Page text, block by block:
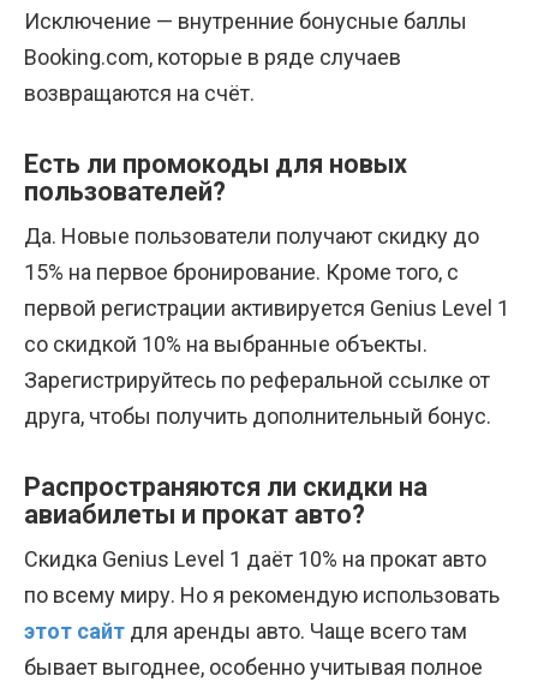
Исключение — внутренние бонусные баллы
Booking.com, которые в ряде случаев
возвращаются на счёт.
Есть ли промокоды для новых
пользователей?
Да. Новые пользователи получают скидку до
15% на первое бронирование. Кроме того, с
первой регистрации активируется Genius Level 1
со скидкой 10% на выбранные объекты.
Зарегистрируйтесь по реферальной ссылке от
друга, чтобы получить дополнительный бонус.
Распространяются ли скидки на
авиабилеты и прокат авто?
Скидка Genius Level 1 даёт 10% на прокат авто
по всему миру. Но я рекомендую использовать
этот сайт для аренды авто. Чаще всего там
бывает выгоднее, особенно учитывая полное